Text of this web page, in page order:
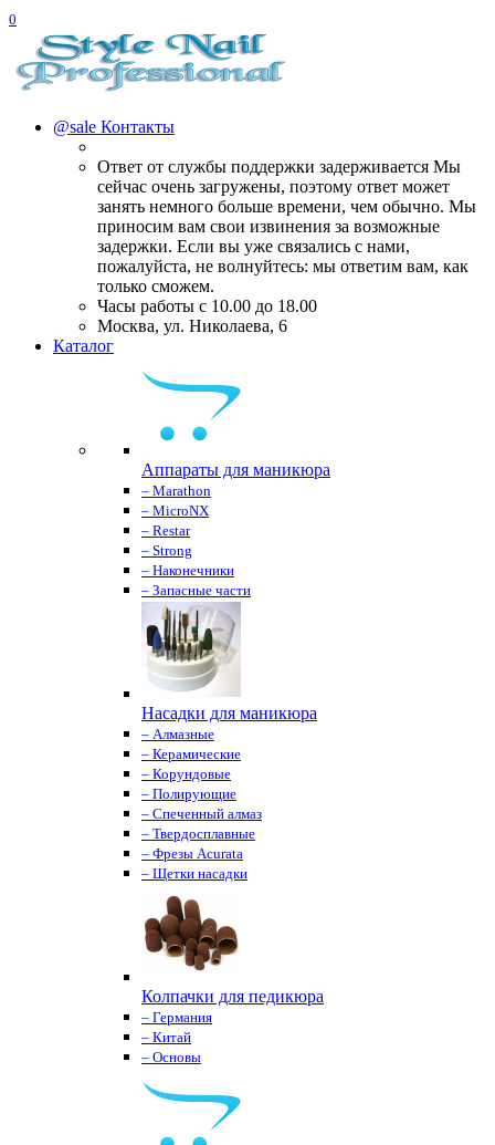
0
@sale Контакты
Ответ от службы поддержки задерживается Мы
сейчас очень загружены, поэтому ответ может
занять немного больше времени, чем обычно. Мы
приносим вам свои извинения за возможные
задержки. Если вы уже связались с нами,
пожалуйста, не волнуйтесь: мы ответим вам, как
только сможем.
Часы работы с 10.00 до 18.00
Москва, ул. Николаева, 6
Каталог
Аппараты для маникюра
– Marathon
– MicroNX
– Restar
– Strong
– Наконечники
– Запасные части
Насадки для маникюра
– Алмазные
– Керамические
– Корундовые
– Полирующие
– Спеченный алмаз
– Твердосплавные
– Фрезы Acurata
– Щетки насадки
Колпачки для педикюра
– Германия
– Китай
– Основы